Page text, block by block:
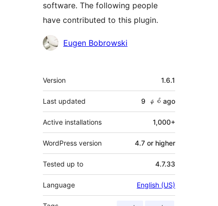
software. The following people
have contributed to this plugin.
ContributorsEugen Bobrowski
Meta
Version 1.6.1
Last updated 9 နှစ် ago
Active installations 1,000+
WordPress version 4.7 or higher
Tested up to 4.7.33
Language English (US)